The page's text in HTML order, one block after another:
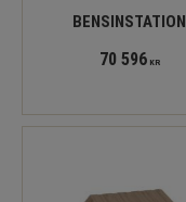
BENSINSTATION
70 596KR